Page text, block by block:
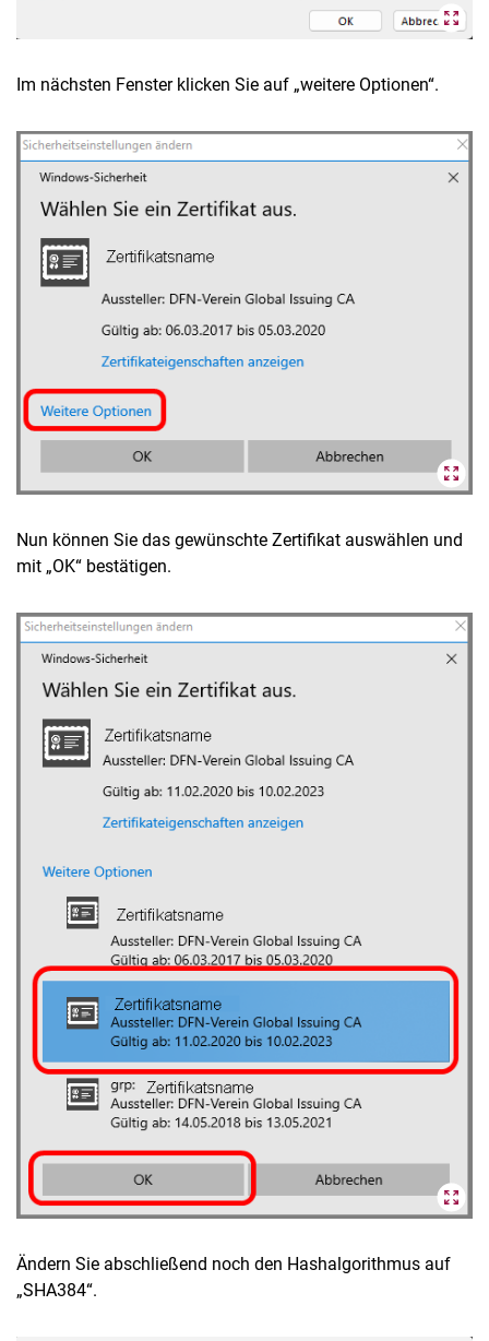
Im nächsten Fenster klicken Sie auf „weitere Optionen“.
Nun können Sie das gewünschte Zertifikat auswählen und
mit „OK“ bestätigen.
Ändern Sie abschließend noch den Hashalgorithmus auf
„SHA384“.